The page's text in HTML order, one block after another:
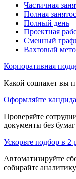
Частичная
Полная
Полный день
Проектная
Сменный
Вахтовый
Корпоративная
Какой соцпакет вы
Оформляйте
Проверяйте
документы без
Ускорьте подбор в 2
Автоматизируйте
собирайте